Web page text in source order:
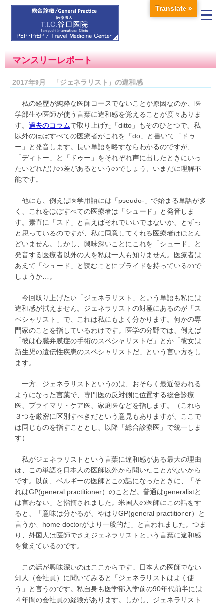
マンスリーレポート
2017年9月 「ジェネラリスト」の違和感
私の経歴が純粋な医師コースでないことが原因なのか、医
学部生や医師が使う言葉に違和感を覚えることが度々ありま
す。 過去のコラムで取り上げた「ditto」もそのひとつで、私
以外のほぼすべての医療者がこれを「do」と書いて「ドゥ
ー」と発音します。長い単語を略すならわかるのですが、
「ディトー」と「ドゥー」をそれぞれ声に出したときにいっ
たいどれだけの差があるというのでしょう。いまだに理解不
能です。
他にも、例えば医学用語には「pseudo-」で始まる単語が多
く、これをほぼすべての医療者は「シュード」と発音しま
す。素直に「スド」と言えばそれでいいではないか、とずっ
と思っているのですが、私に同意してくれる医療者はほとん
どいません。しかし、興味深いことにこれを「シュード」と
発音する医療者以外の人を私は一人も知りません。医療者は
あえて「シュード」と読むことにプライドを持っているので
しょうか…。
今回取り上げたい「ジェネラリスト」という単語も私には
違和感が拭えません。ジェネラリストの対極にあるのが「ス
ペシャリスト」で、これは私にもよく分かります。何かの専
門家のことを指しているわけです。医学の分野では、例えば
「彼は心臓弁膜症の手術のスペシャリストだ」とか「彼女は
新生児の遺伝性疾患のスペシャリストだ」という言い方をし
ます。
一方、ジェネラリストというのは、おそらく最近使われる
ようになった言葉で、専門医の反対側に位置する総合診療
医、プライマリ・ケア医、家庭医などを指します。（これら
３つを厳密に区別すべきだという意見もありますが、ここで
は同じものを指すこととし、以降「総合診療医」で統一しま
す）
私がジェネラリストという言葉に違和感がある最大の理由
は、この単語を日本人の医師以外から聞いたことがないから
です。以前、ベルギーの医師とこの話になったときに、「そ
れはGP(general practitioner）のことだ。普通はgeneralistと
は言わない」と指摘されました。米国人の医師にこの話をす
ると、「意味は分かるが、やはりGP(general practitioner）と
言うか、home doctorがより一般的だ」と言われました。つま
り、外国人は医師でさえジェネラリストという言葉に違和感
を覚えているのです。
この話が興味深いのはここからです。日本人の医師でない
知人（会社員）に聞いてみると「ジェネラリストはよく使
う」と言うのです。私自身も医学部入学前の90年代前半には
４年間の会社員の経験があります。しかし、ジェネラリスト
Translate »